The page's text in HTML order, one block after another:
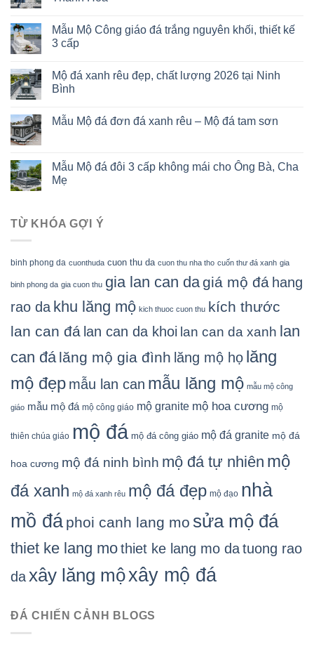
Mẫu Mộ Công giáo đá trắng nguyên khối, thiết kế
3 cấp
Mộ đá xanh rêu đẹp, chất lượng 2026 tại Ninh
Bình
Mẫu Mộ đá đơn đá xanh rêu – Mộ đá tam sơn
Mẫu Mộ đá đôi 3 cấp không mái cho Ông Bà, Cha
Mẹ
TỪ KHÓA GỢI Ý
binh phong da cuonthuda cuon thu da cuon thu nha tho cuốn thư đá xanh gia
binh phong da gia cuon thu gia lan can dagiá mộ đá hang
rao da khu lăng mộ kich thuoc cuon thu kích thước
lan can đá lan can da khoi lan can da xanh lan
can đá lăng mộ gia đình lăng mộ họ lăng
mộ đẹp mẫu lan can mẫu lăng mộ mẫu mộ công
giáo mẫu mộ đá mộ công giáo mộ granite mộ hoa cương mộ
thiên chúa giáo mộ đá mộ đá công giáo mộ đá granite mộ đá
hoa cương mộ đá ninh bình mộ đá tự nhiên mộ
đá xanh mộ đá xanh rêu mộ đá đẹp mộ đạo nhà
mồ đá phoi canh lang mo sửa mộ đá
thiet ke lang mothiet ke lang mo datuong rao
daxây lăng mộxây mộ đá
ĐÁ CHIẾN CẢNH BLOGS